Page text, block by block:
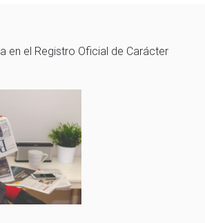
en el Registro Oficial de Carácter